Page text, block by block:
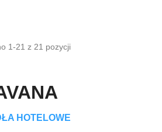
1-21 z 21 pozycji
HOTELOWE